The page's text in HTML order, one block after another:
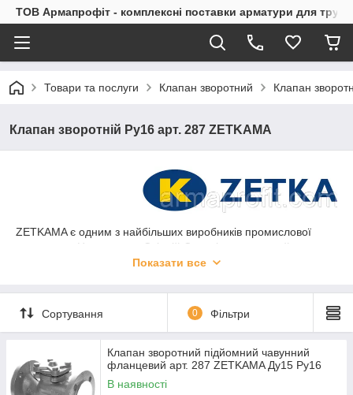
ТОВ Армапрофіт - комплексні поставки арматури для
Товари та послуги Клапан зворотний Клапан
Клапан зворотній Ру16 арт. 287 ZETKAMA
ZETKAMA є одним з найбільших виробників промислової
арматури в Центрально-Східній Європі, має власний
чавуноливарний цех. Компанія пропонує понад 2 000
клапани, дросельні заслінки, фільтри, кулькові крани та інші.
Продукція продається в 50 країнах по всьому світу.
зворотного потоку робочого середовища. Середа: вода,
водяна пара, повітря та ін інертні середовища при
температурі до 300С. Тиск 16кгс/см2
Показати все
Сортування 0 Фільтри
Клапан зворотний підйомний чавунний
фланцевий арт. 287 ZETKAMA Ду15 Ру16
В наявності